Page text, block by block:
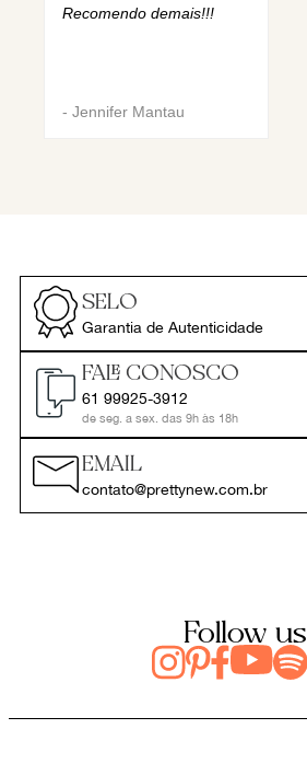
Recomendo demais!!!
- Jennifer Mantau
SELO
Garantia de Autenticidade
FALE CONOSCO
61 99925-3912
de seg. a sex. das 9h às 18h
EMAIL
contato@prettynew.com.br
Follow us